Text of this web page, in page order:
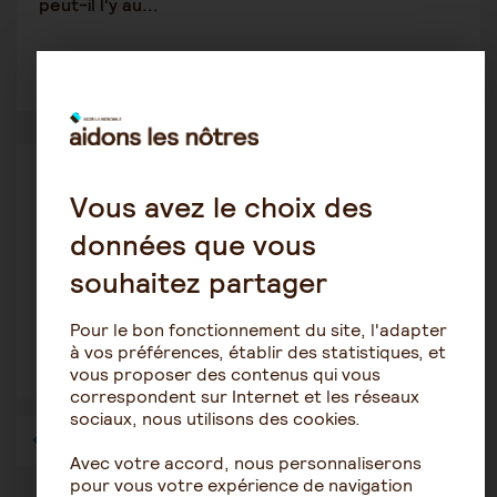
peut-il l'y au...
Patrimoine et succession
Minoucha
13 juillet 2020 19:54
mettre mon nom sur le bail de location
1845
Vous avez le choix des
données que vous
souhaitez partager
Pour le bon fonctionnement du site, l'adapter
à vos préférences, établir des statistiques, et
vous proposer des contenus qui vous
correspondent sur Internet et les réseaux
sociaux, nous utilisons des cookies.
Avec votre accord, nous personnaliserons
pour vous votre expérience de navigation